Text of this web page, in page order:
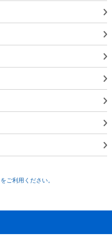
ご利用ください。